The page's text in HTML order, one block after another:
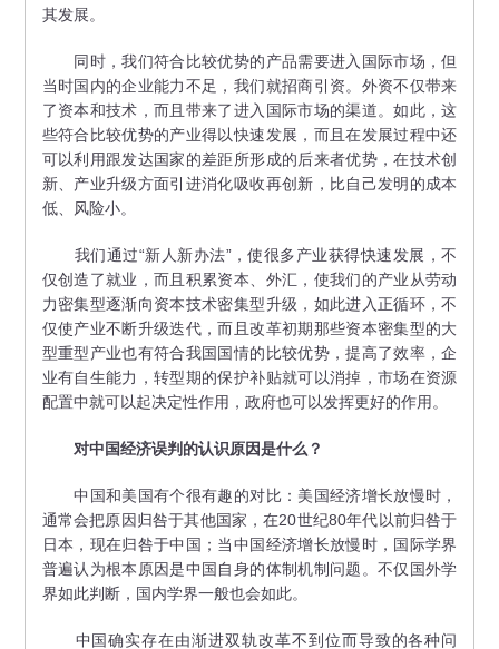
其发展。
同时，我们符合比较优势的产品需要进入国际市场，但
当时国内的企业能力不足，我们就招商引资。外资不仅带来
了资本和技术，而且带来了进入国际市场的渠道。如此，这
些符合比较优势的产业得以快速发展，而且在发展过程中还
可以利用跟发达国家的差距所形成的后来者优势，在技术创
新、产业升级方面引进消化吸收再创新，比自己发明的成本
低、风险小。
我们通过“新人新办法”，使很多产业获得快速发展，不
仅创造了就业，而且积累资本、外汇，使我们的产业从劳动
力密集型逐渐向资本技术密集型升级，如此进入正循环，不
仅使产业不断升级迭代，而且改革初期那些资本密集型的大
型重型产业也有符合我国国情的比较优势，提高了效率，企
业有自生能力，转型期的保护补贴就可以消掉，市场在资源
配置中就可以起决定性作用，政府也可以发挥更好的作用。
对中国经济误判的认识原因是什么？
中国和美国有个很有趣的对比：美国经济增长放慢时，
通常会把原因归咎于其他国家，在20世纪80年代以前归咎于
日本，现在归咎于中国；当中国经济增长放慢时，国际学界
普遍认为根本原因是中国自身的体制机制问题。不仅国外学
界如此判断，国内学界一般也会如此。
中国确实存在由渐进双轨改革不到位而导致的各种问